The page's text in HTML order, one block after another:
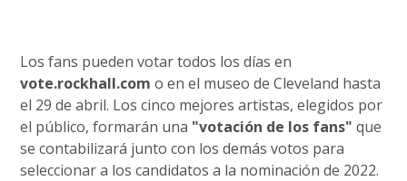
Los fans pueden votar todos los días en
vote.rockhall.com o en el museo de Cleveland hasta
el 29 de abril. Los cinco mejores artistas, elegidos por
el público, formarán una "votación de los fans" que
se contabilizará junto con los demás votos para
seleccionar a los candidatos a la nominación de 2022.